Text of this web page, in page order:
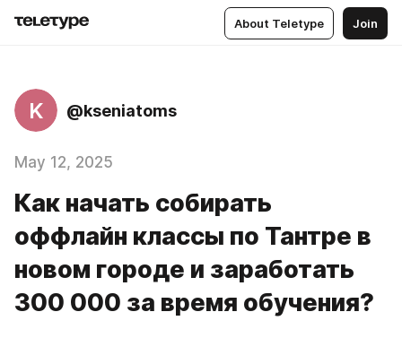
About Teletype Join
K @kseniatoms
May 12, 2025
Как начать собирать
оффлайн классы по Тантре в
новом городе и заработать
300 000 за время обучения?